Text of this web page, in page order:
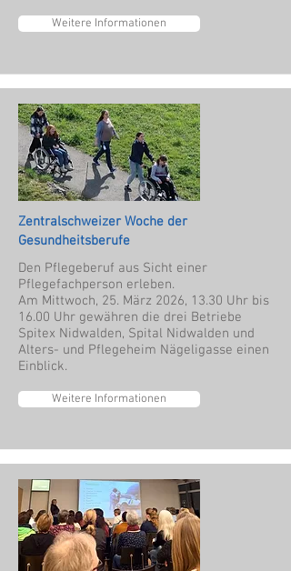
Weitere Informationen
Zentralschweizer Woche der
Gesundheitsberufe
Den Pflegeberuf aus Sicht einer
Pflegefachperson erleben.
Am Mittwoch, 25. März 2026, 13.30 Uhr bis
16.00 Uhr gewähren die drei Betriebe
Spitex Nidwalden, Spital Nidwalden und
Alters- und Pflegeheim Nägeligasse einen
Einblick.
Weitere Informationen